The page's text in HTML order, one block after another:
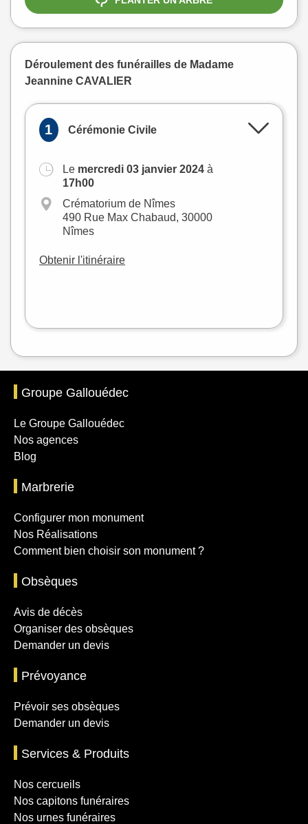
Déroulement des funérailles de Madame
Jeannine CAVALIER
1 Cérémonie Civile
Le mercredi 03 janvier 2024 à
17h00
Crématorium de Nîmes
490 Rue Max Chabaud, 30000
Nîmes
Obtenir l'itinéraire
Groupe Gallouédec
Le Groupe Gallouédec
Nos agences
Blog
Marbrerie
Configurer mon monument
Nos Réalisations
Comment bien choisir son monument ?
Obsèques
Avis de décès
Organiser des obsèques
Demander un devis
Prévoyance
Prévoir ses obsèques
Demander un devis
Services & Produits
Nos cercueils
Nos capitons funéraires
Nos urnes funéraires